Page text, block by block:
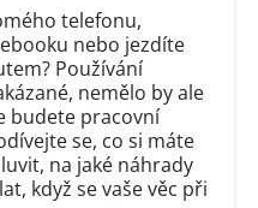
telefonu,
nebo jezdíte
Používání
nemělo by ale
budete pracovní
se, co si máte
na jaké náhrady
když se vaše věc při